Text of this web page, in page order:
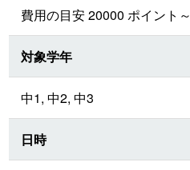
費用の目安 20000 ポイント～
対象学年
中1, 中2, 中3
日時